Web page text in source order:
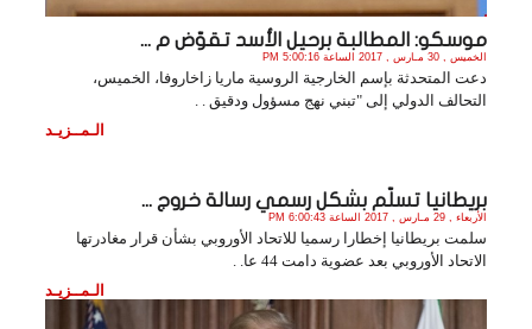
موسكو: المطالبة برحيل الأسد تقوّض م ...
الخميس , 30 مـارس , 2017 الساعة 5:00:16 PM
دعت المتحدثة بإسم الخارجية الروسية ماريا زاخاروفا، الخميس،
التحالف الدولي إلى "تبني نهج مسؤول ودقيق . .
الـمــزيـد
بريطانيا تسلّم بشكل رسمي رسالة خروج ...
الأربعاء , 29 مـارس , 2017 الساعة 6:00:43 PM
سلمت بريطانيا إخطارا رسميا للاتحاد الأوروبي بشأن قرار مغادرتها
الاتحاد الأوروبي بعد عضوية دامت 44 عا. .
الـمــزيـد